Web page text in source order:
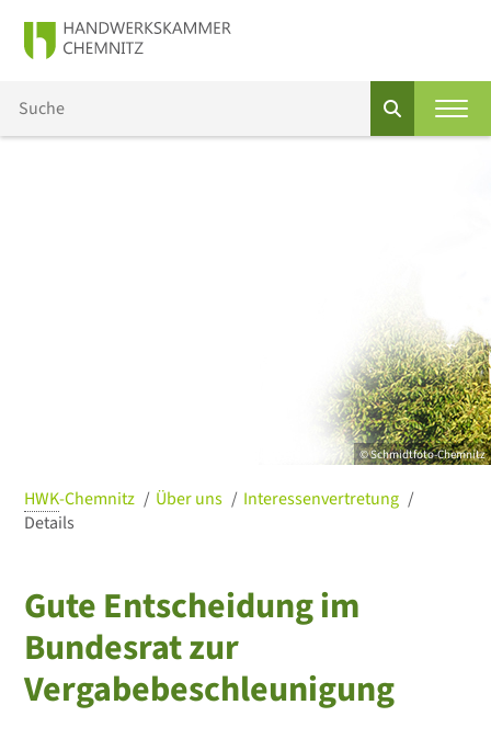
© Schmidtfoto-Chemnitz
HWK-Chemnitz Über uns
Interessenvertretung
Details
Gute Entscheidung im
Bundesrat zur
Vergabebeschleunigung